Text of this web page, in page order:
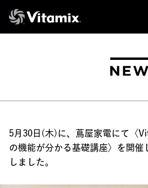
オンラインスト
5月30日(木)に、蔦屋家電にて〈
の機能が分かる基礎講座〉を開
しました。